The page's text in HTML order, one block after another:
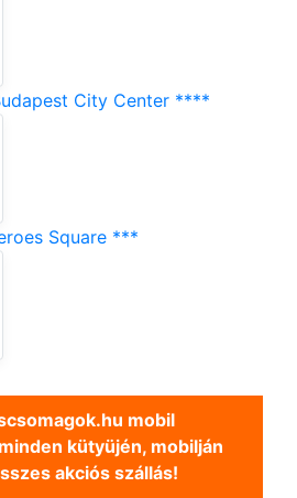
City Center ****
Square ***
mobil
kütyüjén, mobilján
akciós szállás!